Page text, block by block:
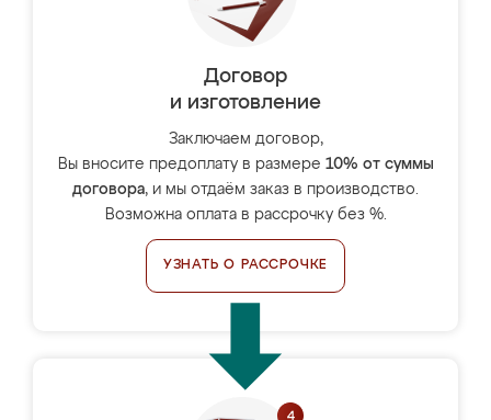
Договор
и изготовление
Заключаем договор,
Вы вносите предоплату в размере 10% от суммы
договора, и мы отдаём заказ в производство.
Возможна оплата в рассрочку без %.
УЗНАТЬ О РАССРОЧКЕ